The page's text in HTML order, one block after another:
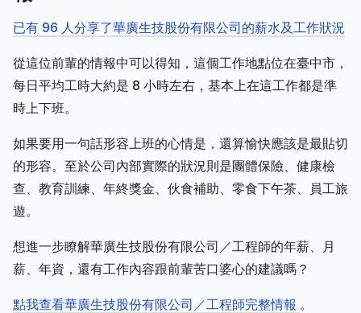
已有 96 人分享了華廣生技股份有限公司的薪水及工作狀況
從這位前輩的情報中可以得知，這個工作地點位在臺中市，
每日平均工時大約是 8 小時左右，基本上在這工作都是準
時上下班。
如果要用一句話形容上班的心情是，還算愉快應該是最貼切
的形容。至於公司內部實際的狀況則是團體保險、健康檢
查、教育訓練、年終獎金、伙食補助、零食下午茶、員工旅
遊。
想進一步瞭解華廣生技股份有限公司／工程師的年薪、月
薪、年資，還有工作內容跟前輩苦口婆心的建議嗎？
點我查看華廣生技股份有限公司／工程師完整情報 。